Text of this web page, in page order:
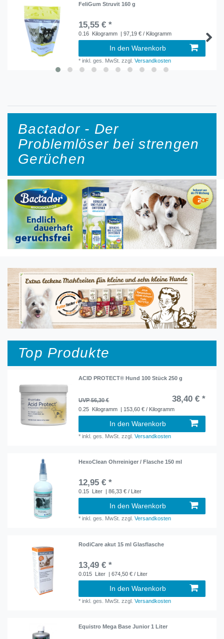
FeliGum Struvit 160 g
15,55 € *
0.16 Kilogramm | 97,19 € / Kilogramm
In den Warenkorb
*inkl. ges. MwSt. zzgl.Versandkosten
Bactador - Der
Problemlöser bei strengen
Gerüchen
Top Produkte
ACID PROTECT® Hund 100 Stück 250 g
UVP 56,30 € 38,40 € *
0.25 Kilogramm | 153,60 € / Kilogramm
In den Warenkorb
*inkl. ges. MwSt. zzgl.Versandkosten
HexoClean Ohrreiniger / Flasche 150 ml
12,95 € *
0.15 Liter | 86,33 € / Liter
In den Warenkorb
*inkl. ges. MwSt. zzgl.Versandkosten
RodiCare akut 15 ml Glasflasche
13,49 € *
0.015 Liter | 674,50 € / Liter
In den Warenkorb
*inkl. ges. MwSt. zzgl.Versandkosten
Equistro Mega Base Junior 1 Liter